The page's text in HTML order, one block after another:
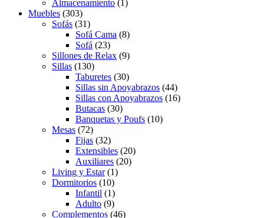
Almacenamiento (1)
Muebles (303)
Sofás (31)
Sofá Cama (8)
Sofá (23)
Sillones de Relax (9)
Sillas (130)
Taburetes (30)
Sillas sin Apoyabrazos (44)
Sillas con Apoyabrazos (16)
Butacas (30)
Banquetas y Poufs (10)
Mesas (72)
Fijas (32)
Extensibles (20)
Auxiliares (20)
Living y Estar(1)
Dormitorios (10)
Infantil (1)
Adulto (9)
Complementos (46)